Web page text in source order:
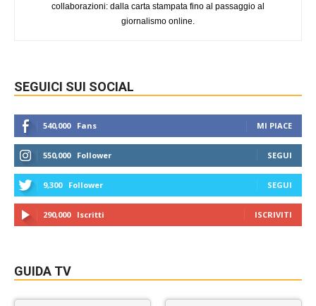
collaborazioni: dalla carta stampata fino al passaggio al
giornalismo online.
SEGUICI SUI SOCIAL
540,000 Fans MI PIACE
550,000 Follower SEGUI
9,300 Follower SEGUI
290,000 Iscritti ISCRIVITI
GUIDA TV